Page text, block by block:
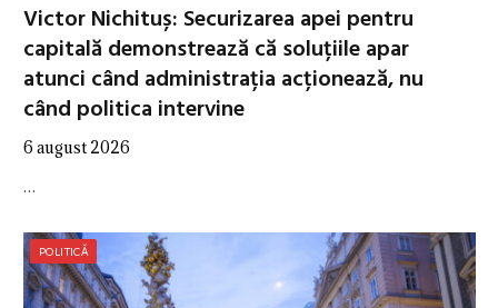
Victor Nichituș: Securizarea apei pentru
capitală demonstrează că soluțiile apar
atunci când administrația acționează, nu
când politica intervine
6 august 2026
…
POLITICĂ